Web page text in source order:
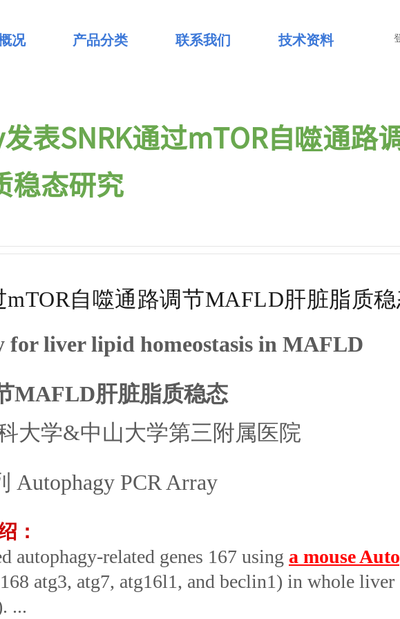
况 产品分类 联系我们 技术资料
表SNRK通过mTOR自噬通路
稳态研究
mTOR自噬通路调节MAFLD肝脏脂质
for liver lipid homeostasis in MAFLD
MAFLD肝脏脂质稳态
大学&中山大学第三附属医院
Autophagy PCR Array
：
autophagy-related genes 167 using a mouse
atg3, atg7, atg16l1, and beclin1) in whole liver
...